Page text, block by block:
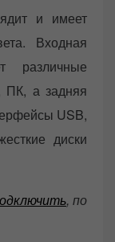
и имеет
Входная
различные
ПК, а задняя
USB,
диски
, по